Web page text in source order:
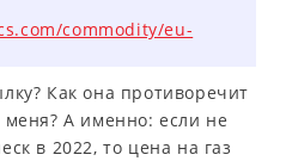
commodity/eu-
Как она противоречит
А именно: если не
в 2022, то цена на газ